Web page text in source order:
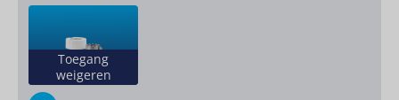
Toegang
weigeren